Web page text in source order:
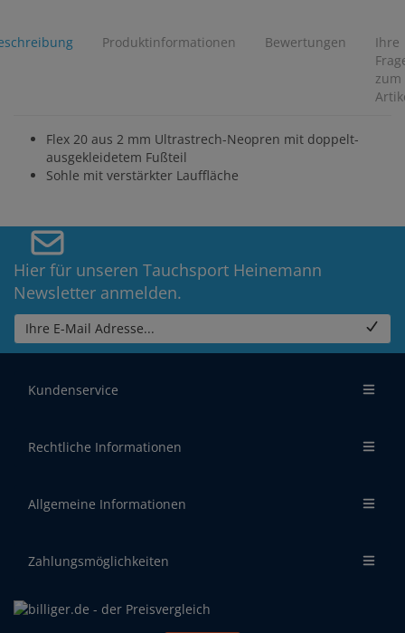
Produktinformationen Bewertungen
Ihre
zum
Flex 20 aus 2 mm Ultrastrech-Neopren mit doppelt-
ausgekleidetem Fußteil
Sohle mit verstärkter Lauffläche
Hier für unseren Tauchsport Heinemann
Newsletter anmelden.
Ihre E-Mail Adresse...
Kundenservice
Rechtliche Informationen
Allgemeine Informationen
Zahlungsmöglichkeiten